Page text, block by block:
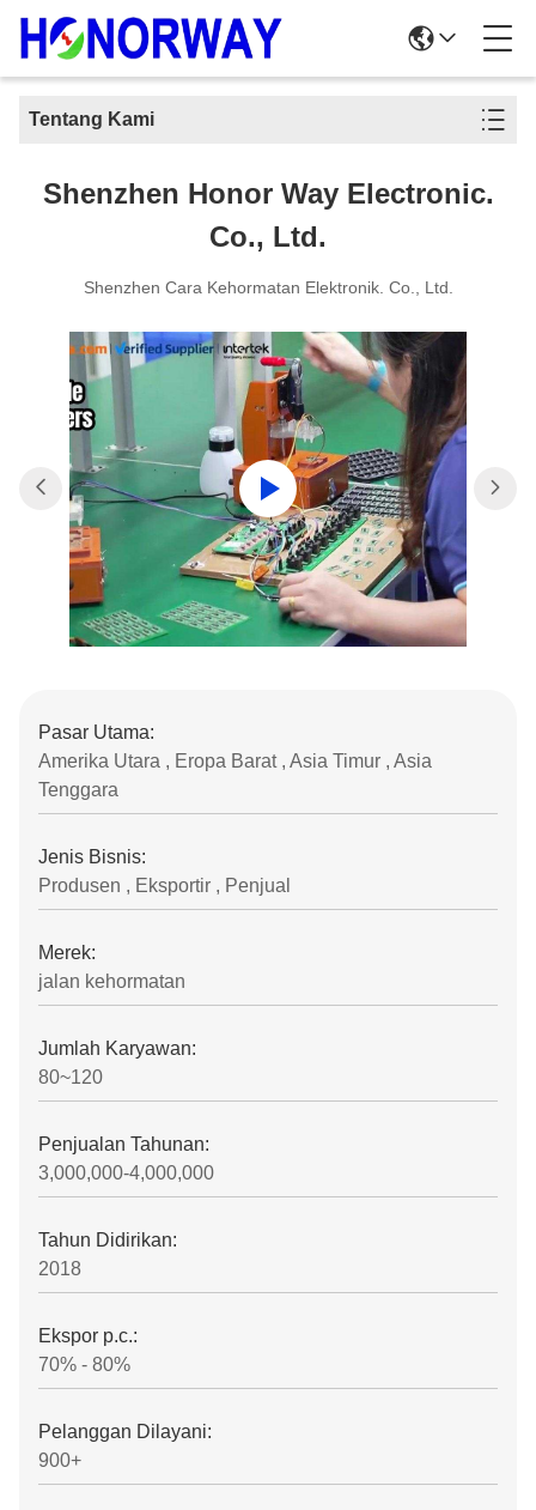
Tentang Kami
Shenzhen Honor Way Electronic.
Co., Ltd.
Shenzhen Cara Kehormatan Elektronik. Co., Ltd.
Pasar Utama:
Amerika Utara , Eropa Barat , Asia Timur , Asia
Tenggara
Jenis Bisnis:
Produsen , Eksportir , Penjual
Merek:
jalan kehormatan
Jumlah Karyawan:
80~120
Penjualan Tahunan:
3,000,000-4,000,000
Tahun Didirikan:
2018
Ekspor p.c.:
70% - 80%
Pelanggan Dilayani:
900+